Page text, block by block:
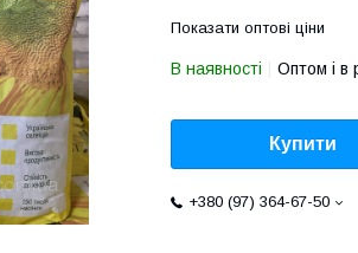
Показати оптові ціни
В наявності Оптом і в
Купити
+380 (97) 364-67-50